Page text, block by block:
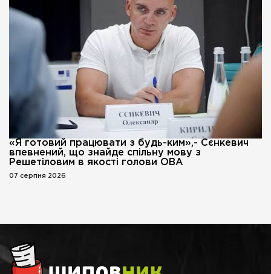
«Я готовий працювати з будь-ким»,- Сєнкевич
впевнений, що знайде спільну мову з
Решетіловим в якості голови ОВА
07 серпня 2026